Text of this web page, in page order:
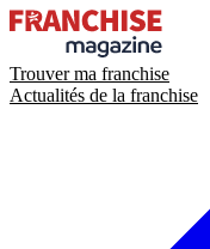
Trouver ma franchise
Actualités de la franchise